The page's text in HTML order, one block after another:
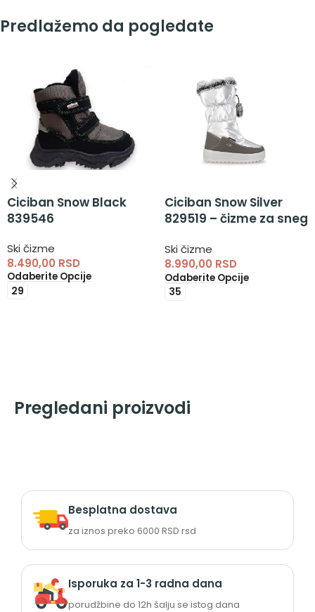
Predlažemo da pogledate
Ciciban Snow Black
839546
Ski čizme
8.490,00 RSD
Odaberite Opcije
29
Ciciban Snow Silver
829519 – čizme za sneg
Ski čizme
8.990,00 RSD
Odaberite Opcije
35
Pregledani proizvodi
Besplatna dostava
za iznos preko 6000 RSD rsd
Isporuka za 1-3 radna dana
porudžbine do 12h šalju se istog dana